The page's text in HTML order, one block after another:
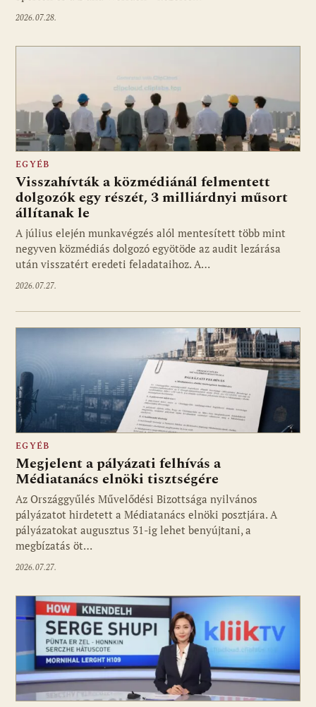
2026.07.28.
EGYÉB
Visszahívták a közmédiánál felmentett
dolgozók egy részét, 3 milliárdnyi műsort
állítanak le
A július elején munkavégzés alól mentesített több mint
negyven közmédiás dolgozó egyötöde az audit lezárása
után visszatért eredeti feladataihoz. A…
2026.07.27.
EGYÉB
Megjelent a pályázati felhívás a
Médiatanács elnöki tisztségére
Az Országgyűlés Művelődési Bizottsága nyilvános
pályázatot hirdetett a Médiatanács elnöki posztjára. A
pályázatokat augusztus 31-ig lehet benyújtani, a
megbízatás öt…
2026.07.27.